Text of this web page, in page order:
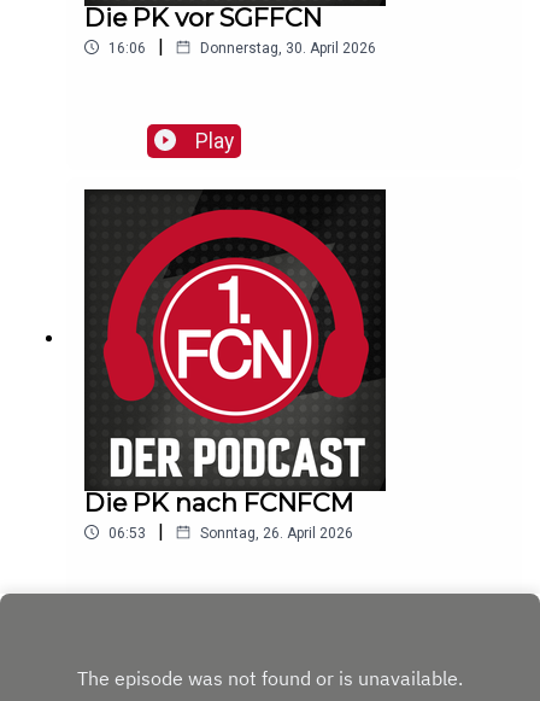
Die PK vor SGFFCN
16:06 | Donnerstag, 30. April 2026
Play
Die PK nach FCNFCM
06:53 | Sonntag, 26. April 2026